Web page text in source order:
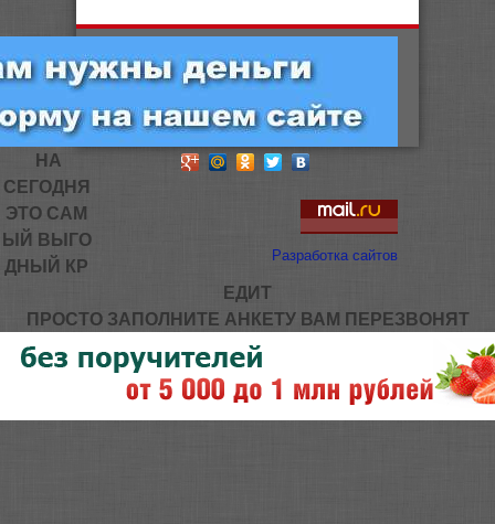
Разработка сайтов
НА
СЕГОДНЯ
ЭТО САМ
ЫЙ ВЫГО
ДНЫЙ КР
ЕДИТ
ПРОСТО ЗАПОЛНИТЕ АНКЕТУ ВАМ ПЕРЕЗВОНЯТ